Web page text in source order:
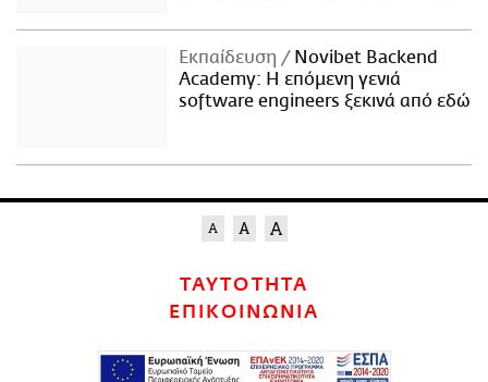
Εκπαίδευση
Novibet Backend
Academy: Η επόμενη γενιά
software engineers ξεκινά από εδώ
ΤΑΥΤΟΤΗΤΑ
ΕΠΙΚΟΙΝΩΝΙΑ